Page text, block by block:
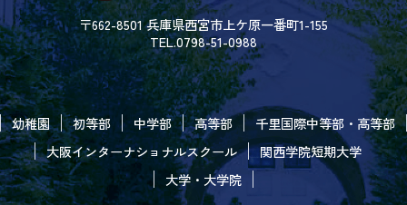
〒662-8501 兵庫県西宮市上ケ原一番町1-155
TEL.0798-51-0988
幼稚園 初等部 中学部 高等部
千里国際中等部・高等部
大阪インターナショナルスクール
関西学院短期大学
大学・大学院